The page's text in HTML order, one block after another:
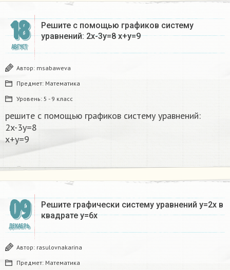
18
АВГУСТ
Решите с помощью графиков систему
уравнений: 2x-3y=8 x+y=9​
Автор: msabaweva
Предмет: Математика
Уровень: 5 - 9 класс
решите с помощью графиков систему уравнений:
2x-3y=8
x+y=9​
09
ДЕКАБРЬ
Решите графически систему уравнений y=2x в
квадрате y=6x
Автор: rasulovnakarina
Предмет: Математика